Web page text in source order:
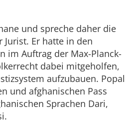
und spreche daher die
Jurist. Er hatte in den
im Auftrag der Max-Planck-
dabei mitgeholfen,
aufzubauen. Popal
und afghanischen Pass
Sprachen Dari,